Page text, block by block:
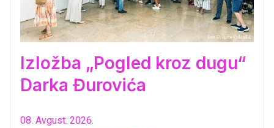
Izložba „Pogled kroz dugu“
Darka Đurovića
08. Avgust. 2026.